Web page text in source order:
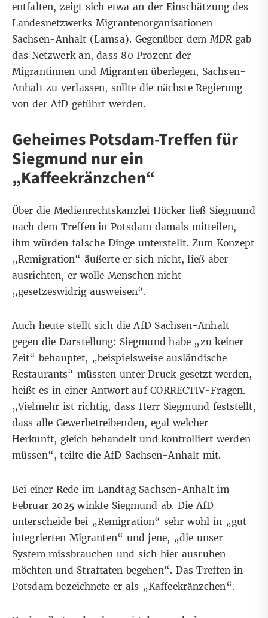
entfalten, zeigt sich etwa an der Einschätzung des
Landesnetzwerks Migrantenorganisationen
Sachsen-Anhalt (Lamsa). Gegenüber demMDR gab
das Netzwerk an, dass 80 Prozent der
Migrantinnen und Migranten überlegen, Sachsen-
Anhalt zu verlassen, sollte die nächste Regierung
von der AfD geführt werden.
Geheimes Potsdam-Treffen für
Siegmund nur ein
„Kaffeekränzchen“
Über die Medienrechtskanzlei Höcker ließ Siegmund
nach dem Treffen in Potsdam damals mitteilen,
ihm würden falsche Dinge unterstellt. Zum Konzept
„Remigration“ äußerte er sich nicht, ließ aber
ausrichten, er wolle Menschen nicht
„gesetzeswidrig ausweisen“.
Auch heute stellt sich die AfD Sachsen-Anhalt
gegen die Darstellung: Siegmund habe „zu keiner
Zeit“ behauptet, „beispielsweise ausländische
Restaurants“ müssten unter Druck gesetzt werden,
heißt es in einer Antwort auf CORRECTIV-Fragen.
„Vielmehr ist richtig, dass Herr Siegmund feststellt,
dass alle Gewerbetreibenden, egal welcher
Herkunft, gleich behandelt und kontrolliert werden
müssen“, teilte die AfD Sachsen-Anhalt mit.
Bei einer Rede im Landtag Sachsen-Anhalt im
Februar 2025 winkte Siegmund ab. Die AfD
unterscheide bei „Remigration“ sehr wohl in „gut
integrierten Migranten“ und jene, „die unser
System missbrauchen und sich hier ausruhen
möchten und Straftaten begehen“. Das Treffen in
Potsdam bezeichnete er als „Kaffeekränzchen“.